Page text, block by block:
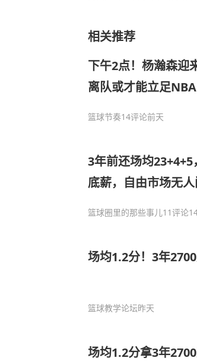
相关推荐
下午2点！杨瀚森迎
离队或才能立足NBA
篮球节奏14评论前天
3年前还场均
底薪，自由市场无
篮球圈里的那些事儿11评论
场均1.2分！3年
篮球教学论坛昨天
场均1.2分拿3年